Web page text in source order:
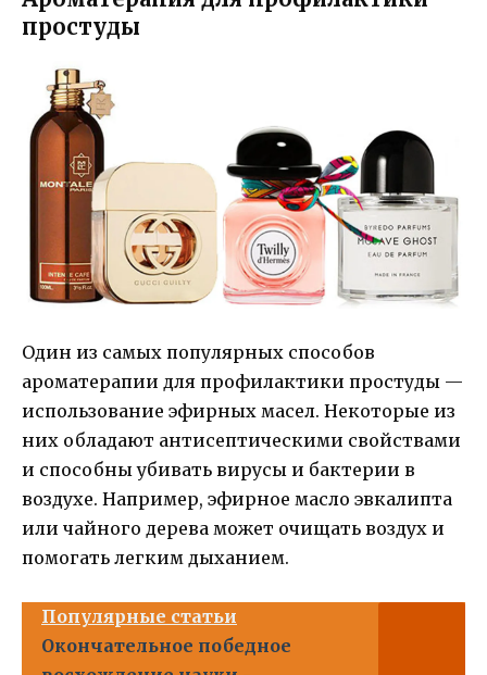
простуды
Один из самых популярных способов
ароматерапии для профилактики простуды —
использование эфирных масел. Некоторые из
них обладают антисептическими свойствами
и способны убивать вирусы и бактерии в
воздухе. Например, эфирное масло эвкалипта
или чайного дерева может очищать воздух и
помогать легким дыханием.
Популярные статьи
Окончательное победное